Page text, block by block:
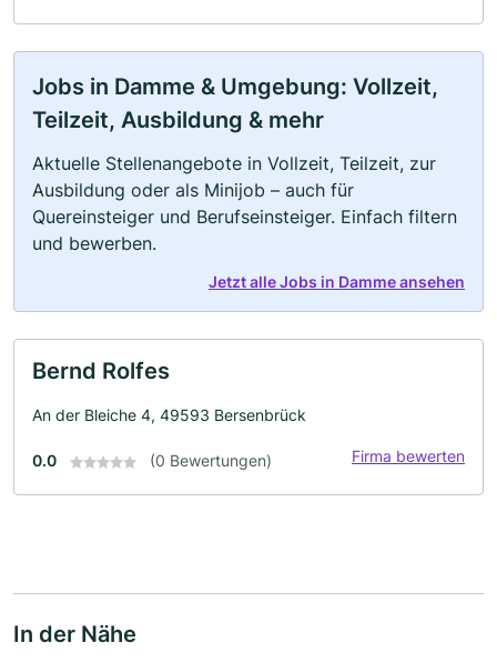
Jobs in Damme & Umgebung: Vollzeit,
Teilzeit, Ausbildung & mehr
Aktuelle Stellenangebote in Vollzeit, Teilzeit, zur
Ausbildung oder als Minijob – auch für
Quereinsteiger und Berufseinsteiger. Einfach filtern
und bewerben.
Jetzt alle Jobs in Damme ansehen
Bernd Rolfes
An der Bleiche 4, 49593 Bersenbrück
0.0 (0 Bewertungen) Firma bewerten
In der Nähe